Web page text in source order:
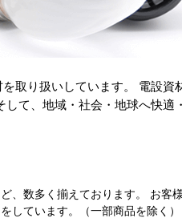
取り扱いしています。 電設資
て、地域・社会・地球へ快適
、数多く揃えております。 お客
しています。（一部商品を除く）